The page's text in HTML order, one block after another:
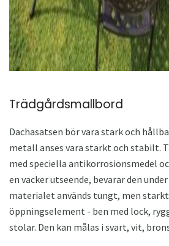
Trädgårdsmallbord
Dachasatsen bör vara stark och
metall anses vara starkt och stabilt.
med speciella antikorrosionsmedel
en vacker utseende, bevarar den
materialet används tungt, men
öppningselement - ben med lock,
stolar. Den kan målas i svart, vit,